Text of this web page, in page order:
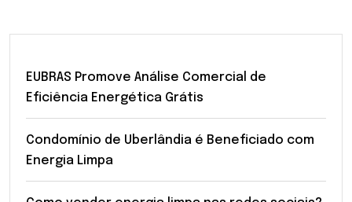
EUBRAS Promove Análise Comercial de
Eficiência Energética Grátis
Condomínio de Uberlândia é Beneficiado com
Energia Limpa